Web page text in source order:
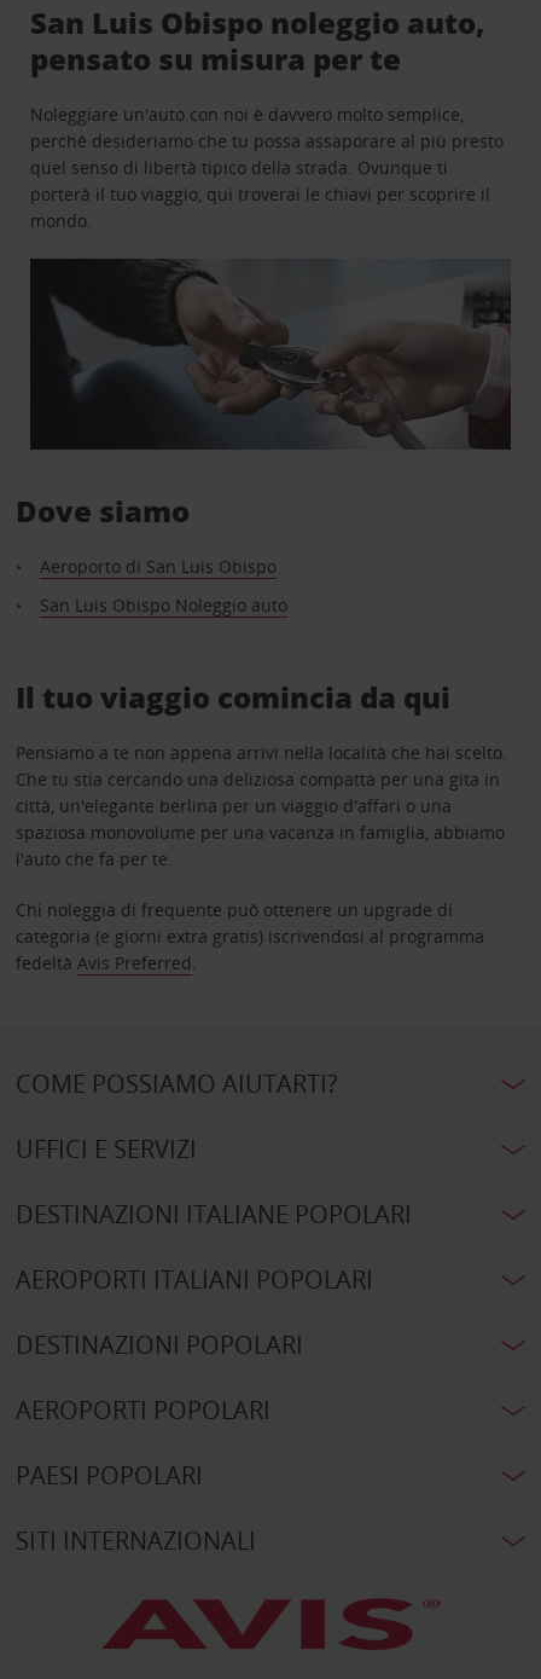
San Luis Obispo noleggio auto,
pensato su misura per te
Noleggiare un'auto con noi è davvero molto semplice,
perché desideriamo che tu possa assaporare al più presto
quel senso di libertà tipico della strada. Ovunque ti
porterà il tuo viaggio, qui troverai le chiavi per scoprire il
mondo.
Dove siamo
Aeroporto di San Luis Obispo
San Luis Obispo Noleggio auto
Il tuo viaggio comincia da qui
Pensiamo a te non appena arrivi nella località che hai scelto.
Che tu stia cercando una deliziosa compatta per una gita in
città, un'elegante berlina per un viaggio d'affari o una
spaziosa monovolume per una vacanza in famiglia, abbiamo
l'auto che fa per te.
Chi noleggia di frequente può ottenere un upgrade di
categoria (e giorni extra gratis) iscrivendosi al programma
fedeltà Avis Preferred.
COME POSSIAMO AIUTARTI?
UFFICI E SERVIZI
DESTINAZIONI ITALIANE POPOLARI
AEROPORTI ITALIANI POPOLARI
DESTINAZIONI POPOLARI
AEROPORTI POPOLARI
PAESI POPOLARI
SITI INTERNAZIONALI